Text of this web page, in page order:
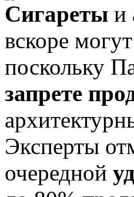
Сигареты и
вскоре
поскольку
запрете
Эксперты
очередной